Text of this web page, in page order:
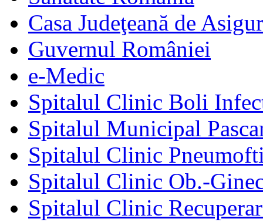
Casa Judeţeană de
Guvernul României
e-Medic
Spitalul Clinic Boli
Spitalul Municipal
Spitalul Clinic
Spitalul Clinic Ob.-
Spitalul Clinic